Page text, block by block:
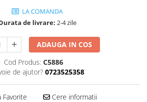
LA COMANDA
de livrare: 2-4 zile
ADAUGA IN COS
Cod Produs: C5886
de ajutor? 0723525358
Favorite Cere informatii